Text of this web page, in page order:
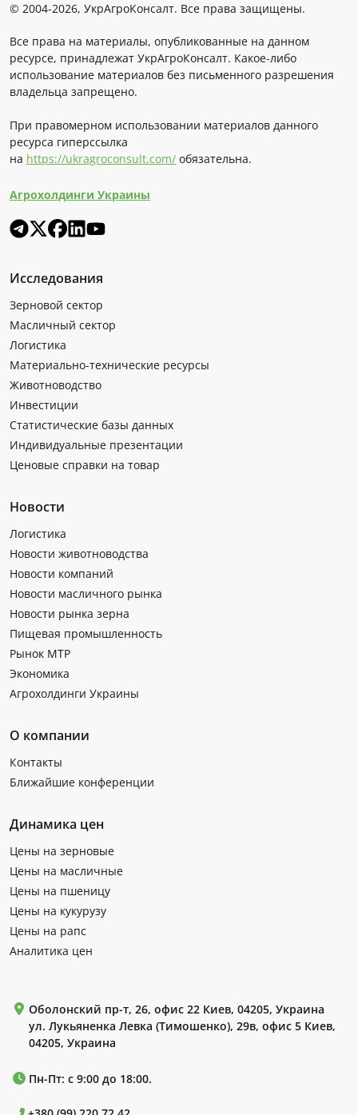
© 2004-2026, УкрАгроКонсалт. Все права защищены.
Все права на материалы, опубликованные на данном
ресурсе, принадлежат УкрАгроКонсалт. Какое-либо
использование материалов без письменного разрешения
владельца запрещено.
При правомерном использовании материалов данного
ресурса гиперссылка
на https://ukragroconsult.com/ обязательна.
Агрохолдинги Украины
Исследования
Зерновой сектор
Масличный сектор
Логистика
Материально-технические ресурсы
Животноводство
Инвестиции
Статистические базы данных
Индивидуальные презентации
Ценовые справки на товар
Новости
Логистика
Новости животноводства
Новости компаний
Новости масличного рынка
Новости рынка зерна
Пищевая промышленность
Рынок МТР
Экономика
Агрохолдинги Украины
О компании
Контакты
Ближайшие конференции
Динамика цен
Цены на зерновые
Цены на масличные
Цены на пшеницу
Цены на кукурузу
Цены на рапс
Аналитика цен
Оболонский пр-т, 26, офис 22 Киев, 04205, Украина
ул. Лукьяненка Левка (Тимошенко), 29в, офис 5 Киев,
04205, Украина
Пн-Пт: с 9:00 до 18:00.